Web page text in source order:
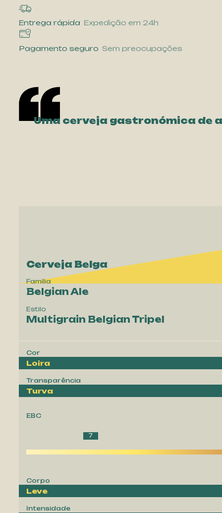
Entrega rápida Expedição em 24h
Pagamento seguro Sem preocupações
Uma cerveja gastronómica de
Cerveja Belga
Família
Belgian Ale
Estilo
Multigrain Belgian Tripel
Cor
Loira
Transparência
Turva
EBC
7
Corpo
Leve
Intensidade